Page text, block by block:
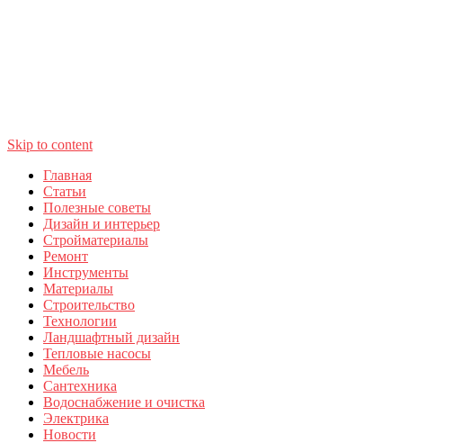
Skip to content
Главная
Статьи
Полезные советы
Дизайн и интерьер
Стройматериалы
Ремонт
Инструменты
Материалы
Строительство
Технологии
Ландшафтный дизайн
Тепловые насосы
Мебель
Сантехника
Водоснабжение и очистка
Электрика
Новости